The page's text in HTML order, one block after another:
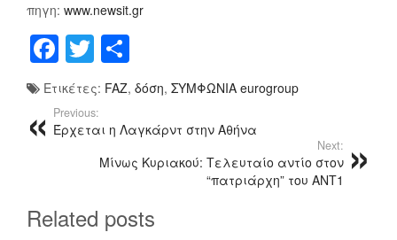
πηγη: www.newsit.gr
F
a
c
e
o
T
wi
tt
er
οι
ρ
α
σ
εί
Ετικέτες: FAZ, δόση, ΣΥΜΦΩΝΙΑ eurogroup
Previous:
Έρχεται η Λαγκάρντ στην Αθήνα
Next:
Μίνως Κυριακού: Τελευταίο αντίο στον
“πατριάρχη” του ΑΝΤ1
Related posts
Ω
Ν
8
5
Δ
Υ
Π
Ά
Ρ
Υ
Μ
Ε
Ό